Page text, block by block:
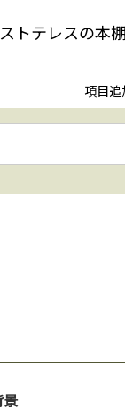
トテレスの本棚
項目
景